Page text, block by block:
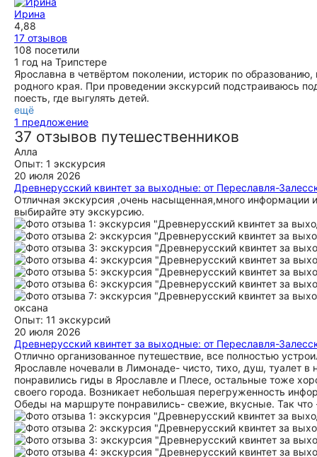
Ирина
4,88
17 отзывов
108 посетили
1 год на Трипстере
Ярославна в четвёртом поколении, историк по
родного края. При проведении экскурсий подстраиваюсь
поесть, где выгулять детей.
ещё
1 предложение
37 отзывов путешественников
Алла
Опыт: 1 экскурсия
20 июля 2026
Древнерусский квинтет за выходные: от Переславля-
Отличная экскурсия ,очень насыщенная,много информации
выбирайте эту экскурсию.
оксана
Опыт: 11 экскурсий
20 июля 2026
Древнерусский квинтет за выходные: от Переславля-
Отлично организованное путешествие, все полностью
Ярославле ночевали в Лимонаде- чисто, тихо, душ, туалет
понравились гиды в Ярославле и Плесе, остальные тоже
своего города. Возникает небольшая перегруженность
Обеды на маршруте понравились- свежие, вкусные. Так что